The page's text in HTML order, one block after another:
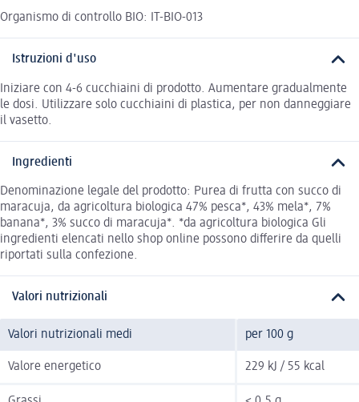
Organismo di controllo BIO: IT-BIO-013
Istruzioni d'uso
Iniziare con 4-6 cucchiaini di prodotto. Aumentare gradualmente
le dosi. Utilizzare solo cucchiaini di plastica, per non danneggiare
il vasetto.
Ingredienti
Denominazione legale del prodotto: Purea di frutta con succo di
maracuja, da agricoltura biologica 47% pesca*, 43% mela*, 7%
banana*, 3% succo di maracuja*. *da agricoltura biologica Gli
ingredienti elencati nello shop online possono differire da quelli
riportati sulla confezione.
Valori nutrizionali
Valori nutrizionali medi per 100 g
Valore energetico 229 kJ / 55 kcal